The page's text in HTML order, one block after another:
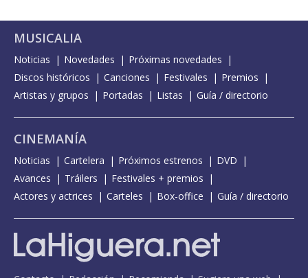
MUSICALIA
Noticias Novedades
Próximas novedades
Discos históricos
Canciones Festivales
Premios
Artistas y grupos
Portadas Listas Guía / directorio
CINEMANÍA
Noticias Cartelera Próximos estrenos
DVD
Avances
Tráilers
Festivales + premios
Actores y actrices
Carteles Box-office Guía / directorio